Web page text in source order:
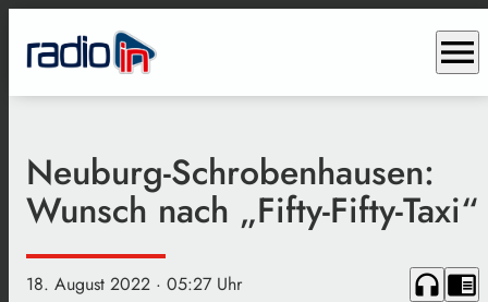
menu
Neuburg-Schrobenhausen:
Wunsch nach „Fifty-Fifty-Taxi“
18. August 2022 · 05:27 Uhr headphones chrome_reader_mode